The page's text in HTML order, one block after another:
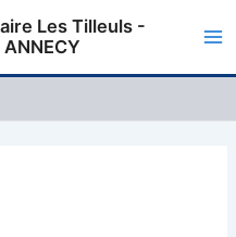
Les Tilleuls -